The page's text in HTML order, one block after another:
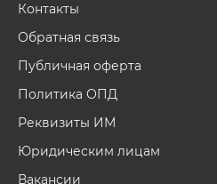
Контакты
Обратная связь
Публичная оферта
Политика ОПД
Реквизиты ИМ
Юридическим лицам
Вакансии